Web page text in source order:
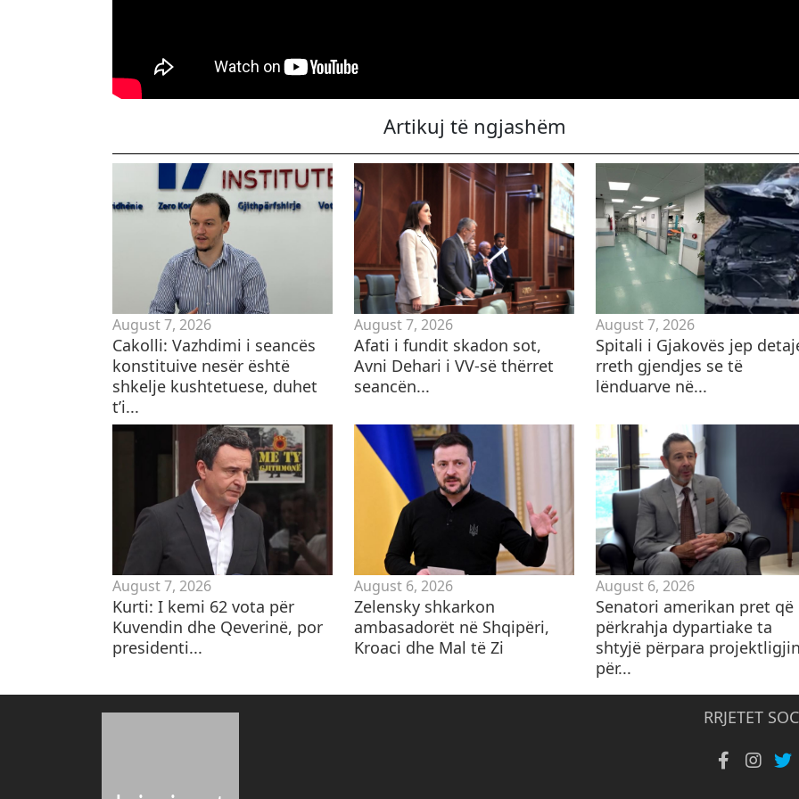
Artikuj të ngjashëm
August 7, 2026
Cakolli: Vazhdimi i seancës
konstituive nesër është
shkelje kushtetuese, duhet
t’i...
August 7, 2026
Afati i fundit skadon sot,
Avni Dehari i VV-së thërret
seancën...
August 7, 2026
Spitali i Gjakovës jep
rreth gjendjes se të
lënduarve në...
August 7, 2026
Kurti: I kemi 62 vota për
Kuvendin dhe Qeverinë, por
presidenti...
August 6, 2026
Zelensky shkarkon
ambasadorët në Shqipëri,
Kroaci dhe Mal të Zi
August 6, 2026
Senatori amerikan pret që
përkrahja dypartiake ta
shtyjë përpara
për...
RRJETET